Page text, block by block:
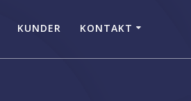
KUNDER KONTAKT